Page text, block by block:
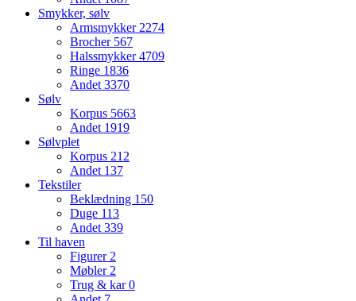
Smykker, sølv
Armsmykker 2274
Brocher 567
Halssmykker4709
Ringe 1836
Andet 3370
Sølv
Korpus 5663
Andet 1919
Sølvplet
Korpus 212
Andet 137
Tekstiler
Beklædning 150
Duge 113
Andet 339
Til haven
Figurer 2
Møbler 2
Trug & kar0